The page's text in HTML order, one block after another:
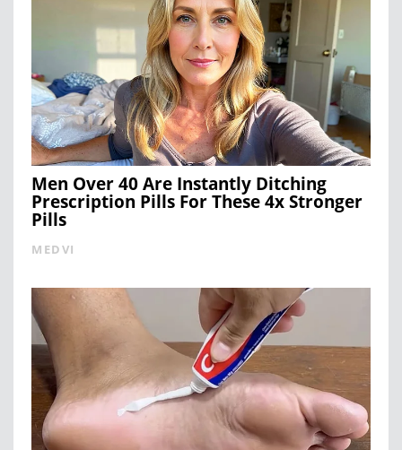
Men Over 40 Are Instantly Ditching
Prescription Pills For These 4x Stronger
Pills
MEDVI